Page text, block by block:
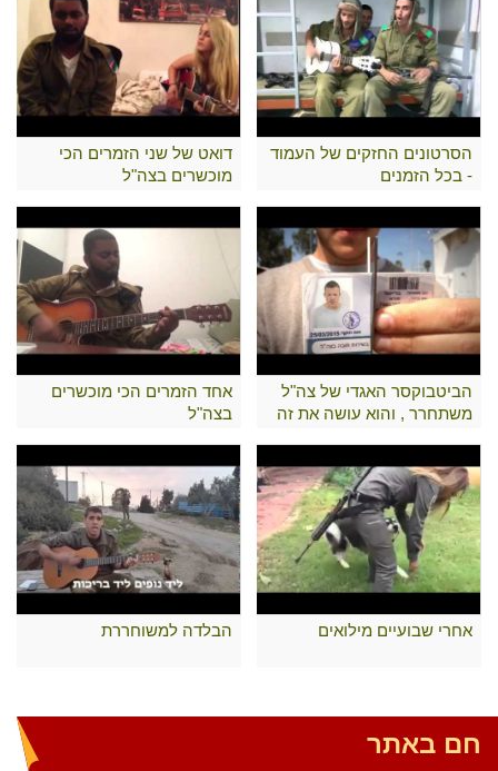
הסרטונים החזקים של העמוד
- בכל הזמנים
דואט של שני הזמרים הכי
מוכשרים בצה"ל
הביטבוקסר האגדי של צה"ל
משתחרר , והוא עושה את זה
אחד הזמרים הכי מוכשרים
בצה"ל
אחרי שבועיים מילואים הבלדה למשוחררת
חם באתר